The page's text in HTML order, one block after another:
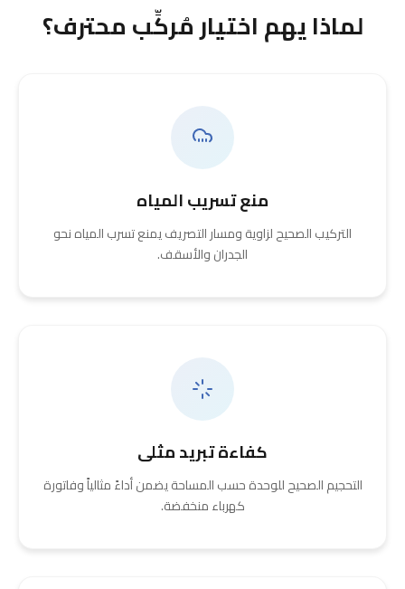
لماذا يهم اختيار مُركِّب محترف؟
منع تسريب المياه
التركيب الصحيح لزاوية ومسار التصريف يمنع تسرب المياه نحو
الجدران والأسقف.
كفاءة تبريد مثلى
التحجيم الصحيح للوحدة حسب المساحة يضمن أداءً مثالياً وفاتورة
كهرباء منخفضة.